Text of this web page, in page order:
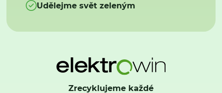
Udělejme svět zeleným
Zrecyklujeme každé